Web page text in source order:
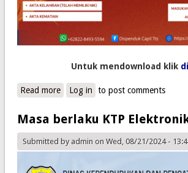
Untuk mendownload klik
Read moreabout Aplikasi Identitas
Log in to post comments
Masa berlaku KTP
Submitted by adminon Wed, 08/21/2024 -